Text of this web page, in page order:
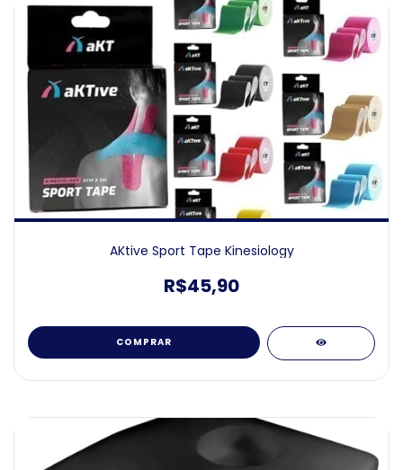
AKtive Sport Tape Kinesiology
R$45,90
COMPRAR